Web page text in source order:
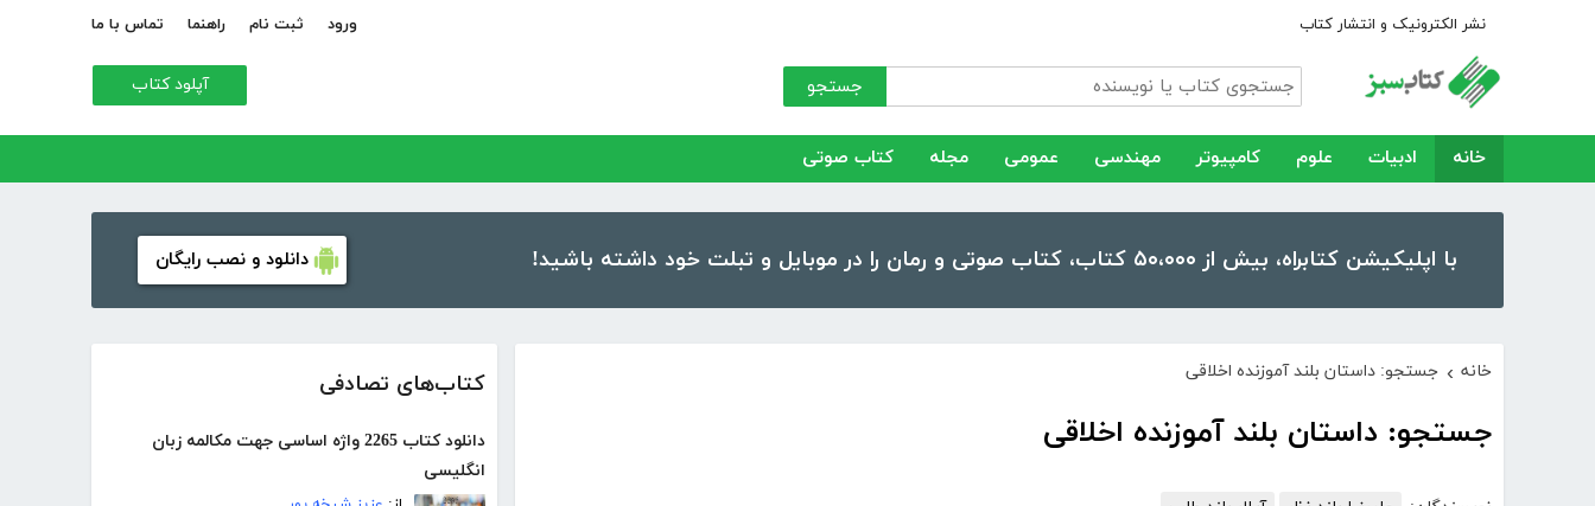
نشر الکترونیک و انتشار کتاب ورود ثبت نام راهنما تماس با ما
جستجو آپلود کتاب
خانه ادبیات علوم کامپیوتر مهندسی عمومی مجله کتاب صوتی
با اپلیکیشن کتابراه، بیش از ۵۰،۰۰۰ کتاب، کتاب صوتی و رمان را در موبایل و تبلت خود داشته باشید! دانلود و نصب رایگان
کتاب‌های تصادفی
دانلود کتاب 2265 واژه اساسی جهت مکالمه زبان
انگلیسی
خانه › جستجو: داستان بلند آموزنده اخلاقی
جستجو: داستان بلند آموزنده اخلاقی